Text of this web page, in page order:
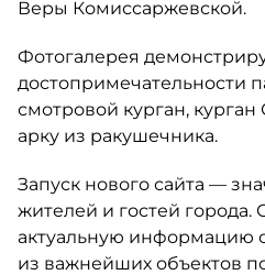
Веры Комиссаржевской.
Фотогалерея
достопримечательности
смотровой курган,
арку из ракушечника.
Запуск нового сайта —
жителей и гостей города.
актуальную информацию
из важнейших объектов